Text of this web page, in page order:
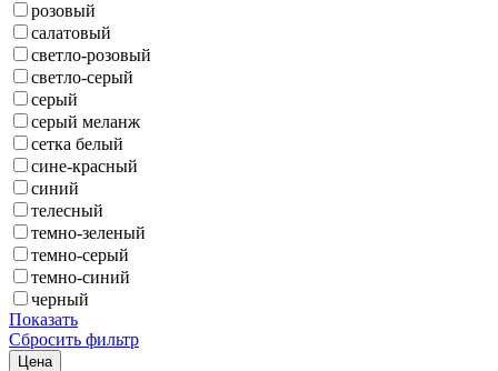
розовый
салатовый
светло-розовый
светло-серый
серый
серый меланж
сетка белый
сине-красный
синий
телесный
темно-зеленый
темно-серый
темно-синий
черный
Показать
Сбросить фильтр
Цена